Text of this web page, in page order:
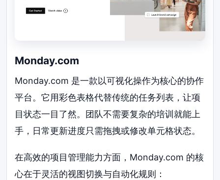
Monday.com
Monday.com 是一款以可视化操作为核心的协作
平台。它用彩色表格代替传统的任务列表，让项
目状态一目了然。团队不需要复杂的培训就能上
手，日常更新进度只需拖拽或修改单元格状态。
在高效的项目管理能力方面，Monday.com 的核
心在于灵活的视图切换与自动化规则：